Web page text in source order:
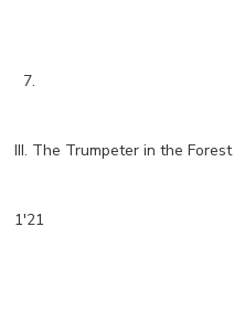
7.
III. The Trumpeter in the Forest
1'21